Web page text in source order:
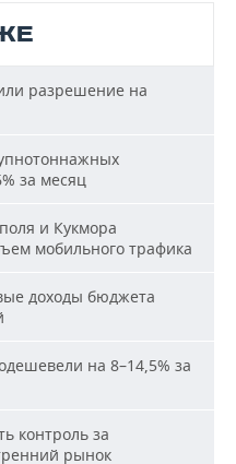
разрешение на
за месяц
и Кукмора
мобильного трафика
доходы бюджета
на 8–14,5% за
контроль за
рынок